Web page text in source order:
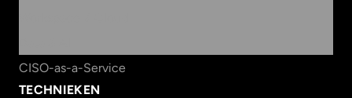
CISO-as-a-Service
TECHNIEKEN